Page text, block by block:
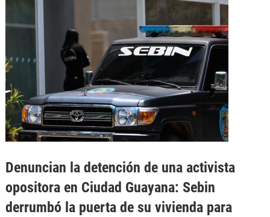
Denuncian la detención de una activista
opositora en Ciudad Guayana: Sebin
derrumbó la puerta de su vivienda para